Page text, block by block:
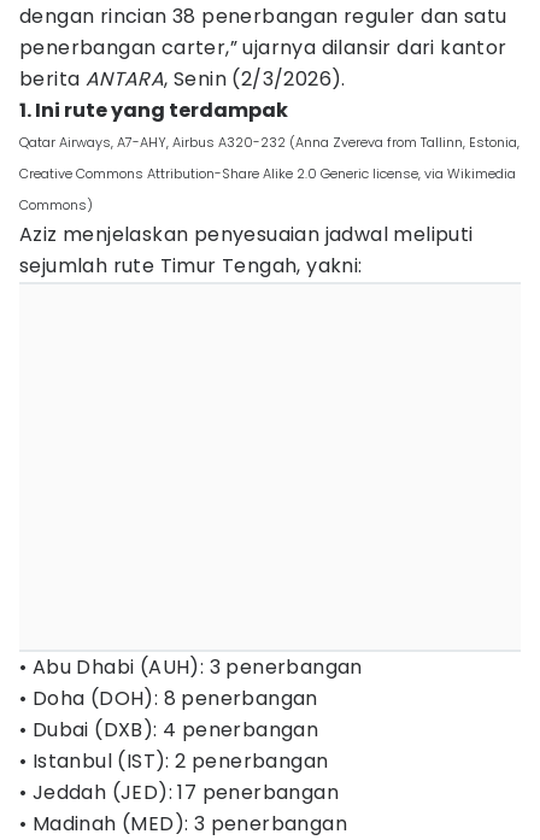
dengan rincian 38 penerbangan reguler dan satu
penerbangan carter,” ujarnya dilansir dari kantor
berita ANTARA, Senin (2/3/2026).
1. Ini rute yang terdampak
Qatar Airways, A7-AHY, Airbus A320-232 (Anna Zvereva from Tallinn, Estonia,
Creative Commons Attribution-Share Alike 2.0 Generic license, via Wikimedia
Commons)
Aziz menjelaskan penyesuaian jadwal meliputi
sejumlah rute Timur Tengah, yakni:
• Abu Dhabi (AUH): 3 penerbangan
• Doha (DOH): 8 penerbangan
• Dubai (DXB): 4 penerbangan
• Istanbul (IST): 2 penerbangan
• Jeddah (JED): 17 penerbangan
• Madinah (MED): 3 penerbangan